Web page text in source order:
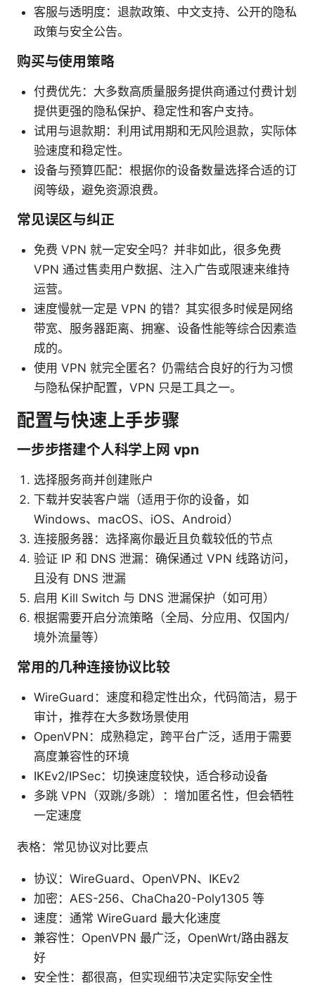
客服与透明度：退款政策、中文支持、公开的隐私
政策与安全公告。
购买与使用策略
付费优先：大多数高质量服务提供商通过付费计划
提供更强的隐私保护、稳定性和客户支持。
试用与退款期：利用试用期和无风险退款，实际体
验速度和稳定性。
设备与预算匹配：根据你的设备数量选择合适的订
阅等级，避免资源浪费。
常见误区与纠正
免费 VPN 就一定安全吗？并非如此，很多免费
VPN 通过售卖用户数据、注入广告或限速来维持
运营。
速度慢就一定是 VPN 的错？其实很多时候是网络
带宽、服务器距离、拥塞、设备性能等综合因素造
成的。
使用 VPN 就完全匿名？仍需结合良好的行为习惯
与隐私保护配置，VPN 只是工具之一。
配置与快速上手步骤
一步步搭建个人科学上网 vpn
选择服务商并创建账户
下载并安装客户端（适用于你的设备，如
Windows、macOS、iOS、Android）
连接服务器：选择离你最近且负载较低的节点
验证 IP 和 DNS 泄漏：确保通过 VPN 线路访问，
且没有 DNS 泄漏
启用 Kill Switch 与 DNS 泄漏保护（如可用）
根据需要开启分流策略（全局、分应用、仅国内/
境外流量等）
常用的几种连接协议比较
WireGuard：速度和稳定性出众，代码简洁，易于
审计，推荐在大多数场景使用
OpenVPN：成熟稳定，跨平台广泛，适用于需要
高度兼容性的环境
IKEv2/IPSec：切换速度较快，适合移动设备
多跳 VPN（双跳/多跳）：增加匿名性，但会牺牲
一定速度
表格：常见协议对比要点
协议：WireGuard、OpenVPN、IKEv2
加密：AES-256、ChaCha20-Poly1305 等
速度：通常 WireGuard 最大化速度
兼容性：OpenVPN 最广泛，OpenWrt/路由器友
好
安全性：都很高，但实现细节决定实际安全性